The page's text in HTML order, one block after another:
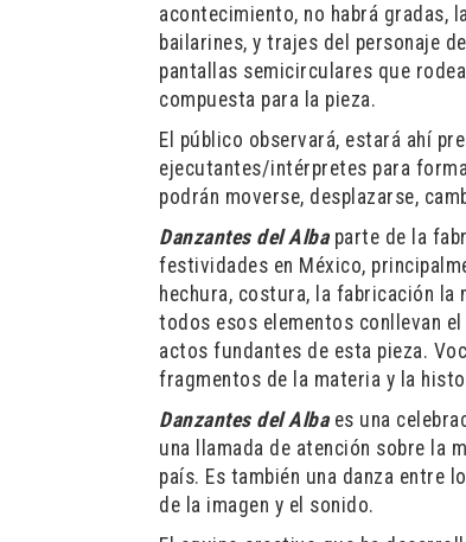
acontecimiento, no habrá gradas,
bailarines, y trajes del personaje de
pantallas semicirculares que
compuesta para la pieza.
El público observará, estará ahí
ejecutantes/intérpretes para
podrán moverse, desplazarse,
Danzantes del Albaparte de la
festividades en México,
hechura, costura, la fabricación
todos esos elementos conllevan
actos fundantes de esta pieza.
fragmentos de la materia y la
Danzantes del Albaes una
una llamada de atención sobre la
país. Es también una danza entre
de la imagen y el sonido.